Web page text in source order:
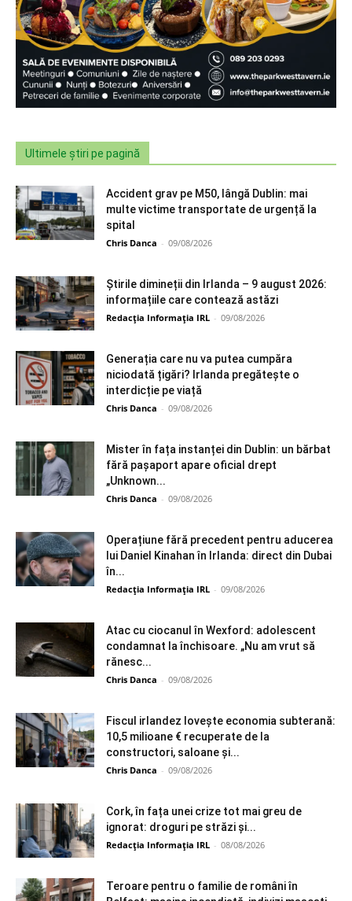
Ultimele știri pe pagină
Accident grav pe M50, lângă Dublin: mai
multe victime transportate de urgență la
spital
Chris Danca - 09/08/2026
Știrile dimineții din Irlanda – 9 august 2026:
informațiile care contează astăzi
Redacția Informația IRL - 09/08/2026
Generația care nu va putea cumpăra
niciodată țigări? Irlanda pregătește o
interdicție pe viață
Chris Danca - 09/08/2026
Mister în fața instanței din Dublin: un bărbat
fără pașaport apare oficial drept
„Unknown...
Chris Danca - 09/08/2026
Operațiune fără precedent pentru aducerea
lui Daniel Kinahan în Irlanda: direct din Dubai
în...
Redacția Informația IRL - 09/08/2026
Atac cu ciocanul în Wexford: adolescent
condamnat la închisoare. „Nu am vrut să
rănesc...
Chris Danca - 09/08/2026
Fiscul irlandez lovește economia subterană:
10,5 milioane € recuperate de la
constructori, saloane și...
Chris Danca - 09/08/2026
Cork, în fața unei crize tot mai greu de
ignorat: droguri pe străzi și...
Redacția Informația IRL - 08/08/2026
Teroare pentru o familie de români în